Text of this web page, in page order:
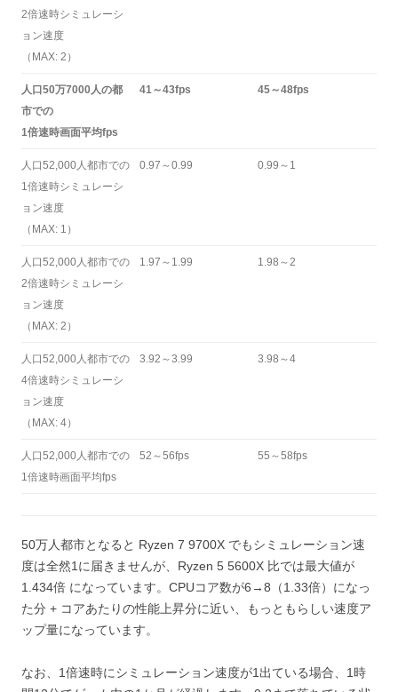
2倍速時シミュレーシ
ョン速度
（MAX: 2）
人口50万7000人の都
市での
1倍速時画面平均fps
41～43fps 45～48fps
人口52,000人都市での
1倍速時シミュレーシ
ョン速度
（MAX: 1）
0.97～0.99 0.99～1
人口52,000人都市での
2倍速時シミュレーシ
ョン速度
（MAX: 2）
1.97～1.99 1.98～2
人口52,000人都市での
4倍速時シミュレーシ
ョン速度
（MAX: 4）
3.92～3.99 3.98～4
人口52,000人都市での
1倍速時画面平均fps
52～56fps 55～58fps
50万人都市となると Ryzen 7 9700X でもシミュレーション速
度は全然1に届きませんが、Ryzen 5 5600X 比では最大値が
1.434倍 になっています。CPUコア数が6→8（1.33倍）になっ
た分 + コアあたりの性能上昇分に近い、もっともらしい速度ア
ップ量になっています。
なお、1倍速時にシミュレーション速度が1出ている場合、1時